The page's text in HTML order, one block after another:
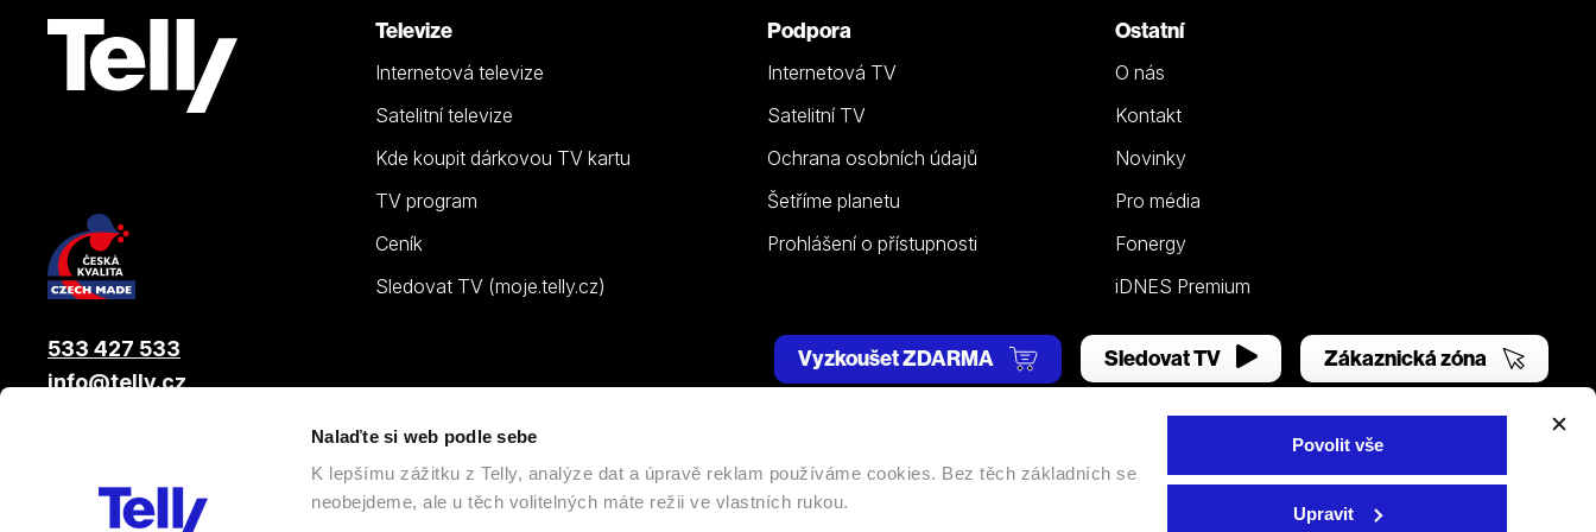
Nalaďte si web podle sebe
K lepšímu zážitku z Telly, analýze dat a úpravě reklam používáme cookies. Bez těch základních se
neobejdeme, ale u těch volitelných máte režii ve vlastních rukou.
Povolit vše
Upravit
Televize
Internetová televize
Satelitní televize
Kde koupit dárkovou TV kartu
TV program
Ceník
Sledovat TV (moje.telly.cz)
Podpora
Internetová TV
Satelitní TV
Ochrana osobních údajů
Šetříme planetu
Prohlášení o přístupnosti
Ostatní
O nás
Kontakt
Novinky
Pro média
Fonergy
iDNES Premium
533 427 533
info@telly.cz
Vyzkoušet ZDARMA Sledovat TV Zákaznická zóna
, člen skupiny LAMA ENERGY GROUP | Všechna práva vyhrazena. |Nastavení cookies